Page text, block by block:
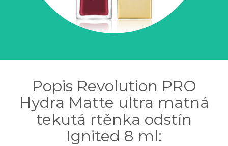
Popis Revolution PRO
Hydra Matte ultra matná
tekutá rtěnka odstín
Ignited 8 ml: